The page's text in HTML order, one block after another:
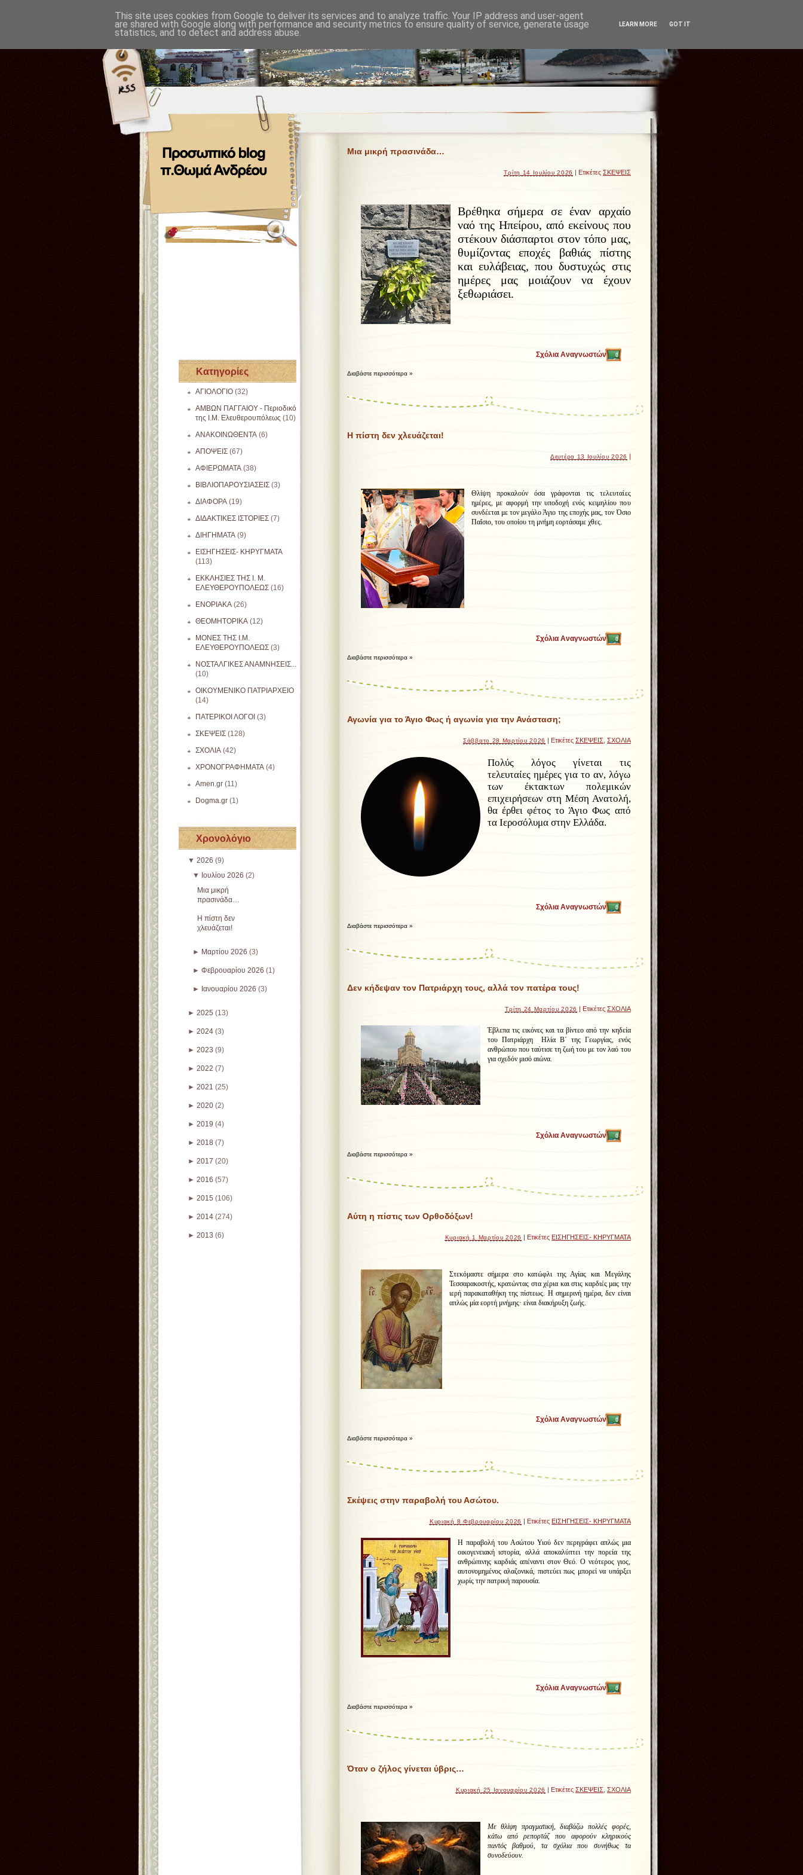
Κατηγορίες
ΑΓΙΟΛΟΓΙΟ (32)
ΑΜΒΩΝ ΠΑΓΓΑΙΟΥ - Περιοδικό
της Ι.Μ. Ελευθερουπόλεως (10)
ΑΝΑΚΟΙΝΩΘΕΝΤΑ (6)
ΑΠΟΨΕΙΣ (67)
ΑΦΙΕΡΩΜΑΤΑ (38)
ΒΙΒΛΙΟΠΑΡΟΥΣΙΑΣΕΙΣ (3)
ΔΙΑΦΟΡΑ (19)
ΔΙΔΑΚΤΙΚΕΣ ΙΣΤΟΡΙΕΣ (7)
ΔΙΗΓΗΜΑΤΑ (9)
ΕΙΣΗΓΗΣΕΙΣ- ΚΗΡΥΓΜΑΤΑ
(113)
ΕΚΚΛΗΣΙΕΣ ΤΗΣ Ι. Μ.
ΕΛΕΥΘΕΡΟΥΠΟΛΕΩΣ (16)
ΕΝΟΡΙΑΚΑ (26)
ΘΕΟΜΗΤΟΡΙΚΑ (12)
ΜΟΝΕΣ ΤΗΣ Ι.Μ.
ΕΛΕΥΘΕΡΟΥΠΟΛΕΩΣ (3)
ΝΟΣΤΑΛΓΙΚΕΣ ΑΝΑΜΝΗΣΕΙΣ...
(10)
ΟΙΚΟΥΜΕΝΙΚΟ ΠΑΤΡΙΑΡΧΕΙΟ
(14)
ΠΑΤΕΡΙΚΟΙ ΛΟΓΟΙ (3)
ΣΚΕΨΕΙΣ (128)
ΣΧΟΛΙΑ (42)
ΧΡΟΝΟΓΡΑΦΗΜΑΤΑ (4)
Amen.gr (11)
Dogma.gr (1)
Χρονολόγιο
▼ 2026 (9)
▼ Ιουλίου 2026 (2)
Μια μικρή
πρασινάδα…
Η πίστη δεν
χλευάζεται!
► Μαρτίου 2026 (3)
► Φεβρουαρίου 2026 (1)
► Ιανουαρίου 2026 (3)
► 2025 (13)
► 2024 (3)
► 2023 (9)
► 2022 (7)
► 2021 (25)
► 2020 (2)
► 2019 (4)
► 2018 (7)
► 2017 (20)
► 2016 (57)
► 2015 (106)
► 2014 (274)
► 2013 (6)
Μια μικρή πρασινάδα…
Τρίτη 14 Ιουλίου 2026 | Ετικέτες ΣΚΕΨΕΙΣ
Βρέθηκα σήμερα σε έναν αρχαίο
ναό της Ηπείρου, από εκείνους που
στέκουν διάσπαρτοι στον τόπο μας,
θυμίζοντας εποχές βαθιάς πίστης
και ευλάβειας, που δυστυχώς στις
ημέρες μας μοιάζουν να έχουν
ξεθωριάσει.
Σχόλια Αναγνωστών 0
Διαβάστε περισσότερα »
Η πίστη δεν χλευάζεται!
Δευτέρα 13 Ιουλίου 2026 |
Θλίψη προκαλούν όσα γράφονται τις τελευταίες
ημέρες, με αφορμή την υποδοχή ενός κειμηλίου που
συνδέεται με τον μεγάλο Άγιο της εποχής μας, τον Όσιο
Παΐσιο, του οποίου τη μνήμη εορτάσαμε χθες.
Σχόλια Αναγνωστών 0
Διαβάστε περισσότερα »
Αγωνία για το Άγιο Φως ή αγωνία για την Ανάσταση;
Σάββατο 28 Μαρτίου 2026 | Ετικέτες ΣΚΕΨΕΙΣ ΣΧΟΛΙΑ
Πολύς λόγος γίνεται τις
τελευταίες ημέρες για το αν, λόγω
των έκτακτων πολεμικών
επιχειρήσεων στη Μέση Ανατολή,
θα έρθει φέτος το Άγιο Φως από
τα Ιεροσόλυμα στην Ελλάδα.
Σχόλια Αναγνωστών 0
Διαβάστε περισσότερα »
Δεν κήδεψαν τον Πατριάρχη τους, αλλά τον πατέρα τους!
Τρίτη 24 Μαρτίου 2026 | Ετικέτες ΣΧΟΛΙΑ
Έβλεπα τις εικόνες και τα βίντεο από την κηδεία
του Πατριάρχη Ηλία Β΄ της Γεωργίας, ενός
ανθρώπου που ταύτισε τη ζωή του με τον λαό του
για σχεδόν μισό αιώνα.
Σχόλια Αναγνωστών 0
Διαβάστε περισσότερα »
Αύτη η πίστις των Ορθοδόξων!
Κυριακή 1 Μαρτίου 2026 | Ετικέτες ΕΙΣΗΓΗΣΕΙΣ- ΚΗΡΥΓΜΑΤΑ
Στεκόμαστε σήμερα στο κατώφλι της Αγίας και Μεγάλης
Τεσσαρακοστής, κρατώντας στα χέρια και στις καρδιές μας την
ιερή παρακαταθήκη της πίστεως. Η σημερινή ημέρα, δεν είναι
απλώς μία εορτή μνήμης· είναι διακήρυξη ζωής.
Σχόλια Αναγνωστών 0
Διαβάστε περισσότερα »
Σκέψεις στην παραβολή του Ασώτου.
Κυριακή 8 Φεβρουαρίου 2026 | Ετικέτες ΕΙΣΗΓΗΣΕΙΣ- ΚΗΡΥΓΜΑΤΑ
Η παραβολή του Ασώτου Υιού δεν περιγράφει απλώς μια
οικογενειακή ιστορία, αλλά αποκαλύπτει την πορεία της
ανθρώπινης καρδιάς απέναντι στον Θεό. Ο νεότερος γιος,
αυτονομημένος αλαζονικά, πιστεύει πως μπορεί να υπάρξει
χωρίς την πατρική παρουσία.
Σχόλια Αναγνωστών 0
Διαβάστε περισσότερα »
Όταν ο ζήλος γίνεται ύβρις…
Κυριακή 25 Ιανουαρίου 2026 | Ετικέτες ΣΚΕΨΕΙΣ ΣΧΟΛΙΑ
Με θλίψη πραγματική, διαβάζω πολλές φορές,
κάτω από ρεπορτάζ που αφορούν κληρικούς
παντός βαθμού, τα σχόλια που συνήθως τα
συνοδεύουν.
This site uses cookies from Google to deliver its services and to analyze traffic. Your IP address and user-agent
are shared with Google along with performance and security metrics to ensure quality of service, generate usage
statistics, and to detect and address abuse.
LEARN MORE GOT IT